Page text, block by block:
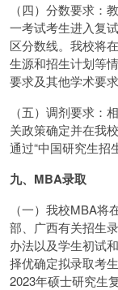
（四）分数要求：
一考试考生进入复
区分数线。我校将
生源和招生计划等
要求及其他学术要求
（五）调剂要求：
关政策确定并在我
通过“中国研究生招
九、MBA录取
（一）我校MBA
部、广西有关招生
办法以及学生初试
择优确定拟录取考
2023年硕士研究生